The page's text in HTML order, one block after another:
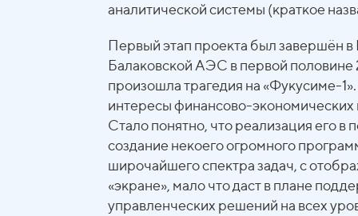
аналитической системы (краткое
Первый этап проекта был завершён
Балаковской АЭС в первой половине
произошла трагедия на «Фукусиме-
интересы финансово-экономических
Стало понятно, что реализация его
создание некоего огромного
широчайшего спектра задач, с
«экране», мало что даст в плане
управленческих решений на всех